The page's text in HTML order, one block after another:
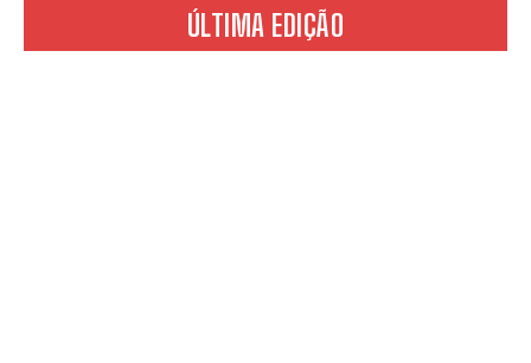
ÚLTIMA EDIÇÃO